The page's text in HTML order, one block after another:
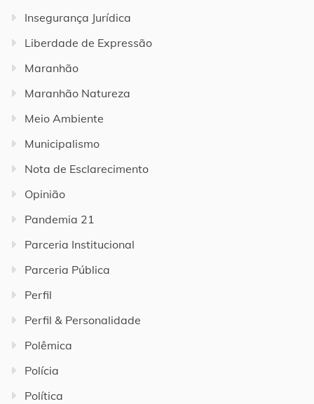
Insegurança Jurídica
Liberdade de Expressão
Maranhão
Maranhão Natureza
Meio Ambiente
Municipalismo
Nota de Esclarecimento
Opinião
Pandemia 21
Parceria Institucional
Parceria Pública
Perfil
Perfil & Personalidade
Polêmica
Polícia
Política